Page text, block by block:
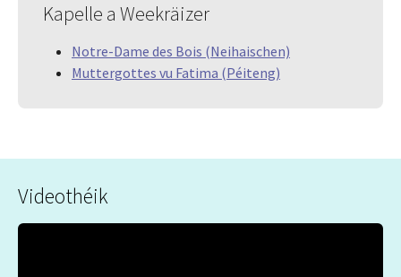
Kapelle a Weekräizer
Notre-Dame des Bois (Neihaischen)
Muttergottes vu Fatima (Péiteng)
Videothéik